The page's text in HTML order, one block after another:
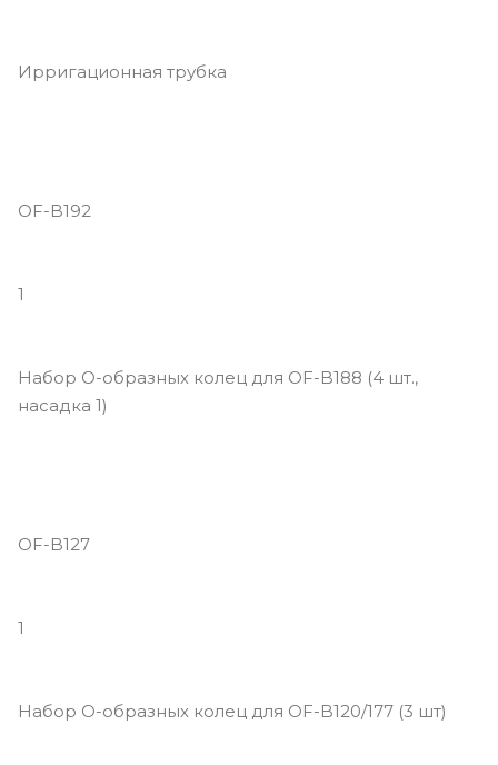
Ирригационная трубка
OF-B192
1
Набор O-образных колец для OF-B188 (4 шт.,
насадка 1)
OF-B127
1
Набор O-образных колец для OF-B120/177 (3 шт)